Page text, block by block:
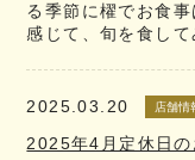
る季節に櫂でお食
感じて、旬を食し
2025.03.20 店舗情
2025年4月定休日の